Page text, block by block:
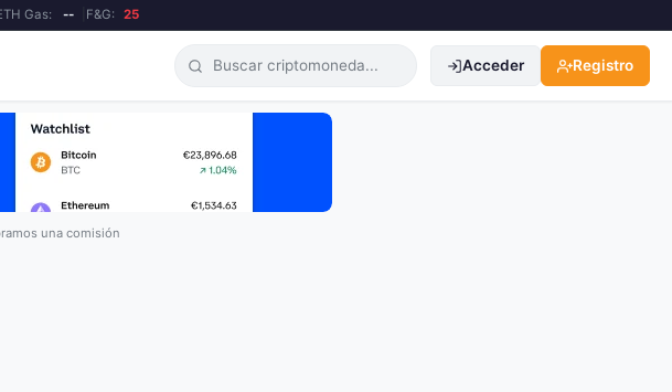
Gas: -- F&G: 25
Acceder Registro
una comisión